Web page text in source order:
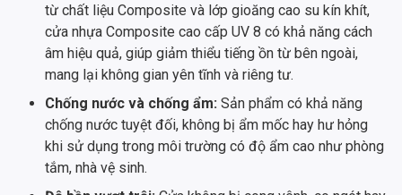
từ chất liệu Composite và lớp gioăng cao su kín khít,
cửa nhựa Composite cao cấp UV 8 có khả năng cách
âm hiệu quả, giúp giảm thiểu tiếng ồn từ bên ngoài,
mang lại không gian yên tĩnh và riêng tư.
Chống nước và chống ẩm: Sản phẩm có khả năng
chống nước tuyệt đối, không bị ẩm mốc hay hư hỏng
khi sử dụng trong môi trường có độ ẩm cao như phòng
tắm, nhà vệ sinh.